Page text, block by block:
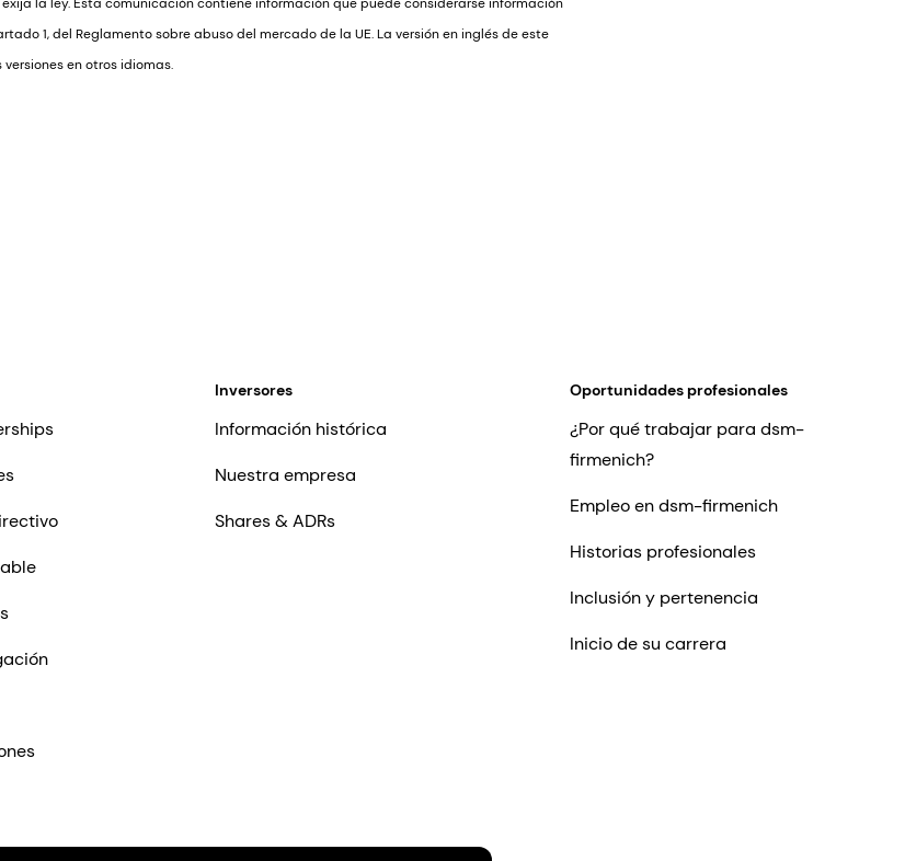
la ley. Esta comunicación contiene información que puede considerarse información
1, del Reglamento sobre abuso del mercado de la UE. La versión en inglés de este
en otros idiomas.
Inversores
Información histórica
Nuestra empresa
Shares & ADRs
Oportunidades profesionales
¿Por qué trabajar para dsm-
firmenich?
Empleo en dsm-firmenich
Historias profesionales
Inclusión y pertenencia
Inicio de su carrera